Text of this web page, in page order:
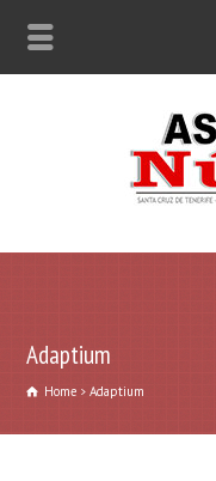
Adaptium
Home Adaptium